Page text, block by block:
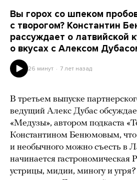
Вы горох со шпеком
с творогом? Константин
рассуждает о латвийской
о вкусах с Алексом
26 минут 7 лет назад
В третьем выпуске
ведущий Алекс Дубас
«Медузы», автором подкаста
Константином Бенюмовым, что
и необычного можно съесть в
начинается гастрономическая
устрицы, мидии, миногу и